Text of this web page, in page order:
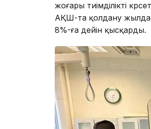
жоғары тиімділікті
АҚШ-та қолдану
8%-ға дейін қысқарды.